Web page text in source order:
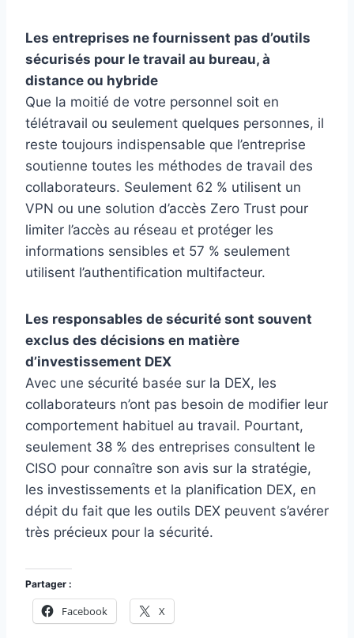
Les entreprises ne fournissent pas d’outils
sécurisés pour le travail au bureau, à
distance ou hybride
Que la moitié de votre personnel soit en
télétravail ou seulement quelques personnes, il
reste toujours indispensable que l’entreprise
soutienne toutes les méthodes de travail des
collaborateurs. Seulement 62 % utilisent un
VPN ou une solution d’accès Zero Trust pour
limiter l’accès au réseau et protéger les
informations sensibles et 57 % seulement
utilisent l’authentification multifacteur.
Les responsables de sécurité sont souvent
exclus des décisions en matière
d’investissement DEX
Avec une sécurité basée sur la DEX, les
collaborateurs n’ont pas besoin de modifier leur
comportement habituel au travail. Pourtant,
seulement 38 % des entreprises consultent le
CISO pour connaître son avis sur la stratégie,
les investissements et la planification DEX, en
dépit du fait que les outils DEX peuvent s’avérer
très précieux pour la sécurité.
Partager :
Facebook X